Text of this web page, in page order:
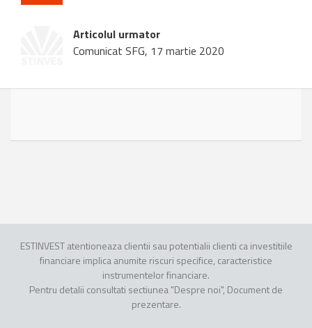
Articolul urmator
Comunicat SFG, 17 martie 2020
ESTINVEST atentioneaza clientii sau potentialii clienti ca investitiile
financiare implica anumite riscuri specifice, caracteristice
instrumentelor financiare.
Pentru detalii consultati sectiunea "Despre noi", Document de
prezentare.